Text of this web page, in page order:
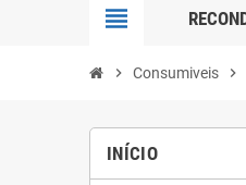
view_headline
chevron_right Consumiveis chevron_right
INÍCIO